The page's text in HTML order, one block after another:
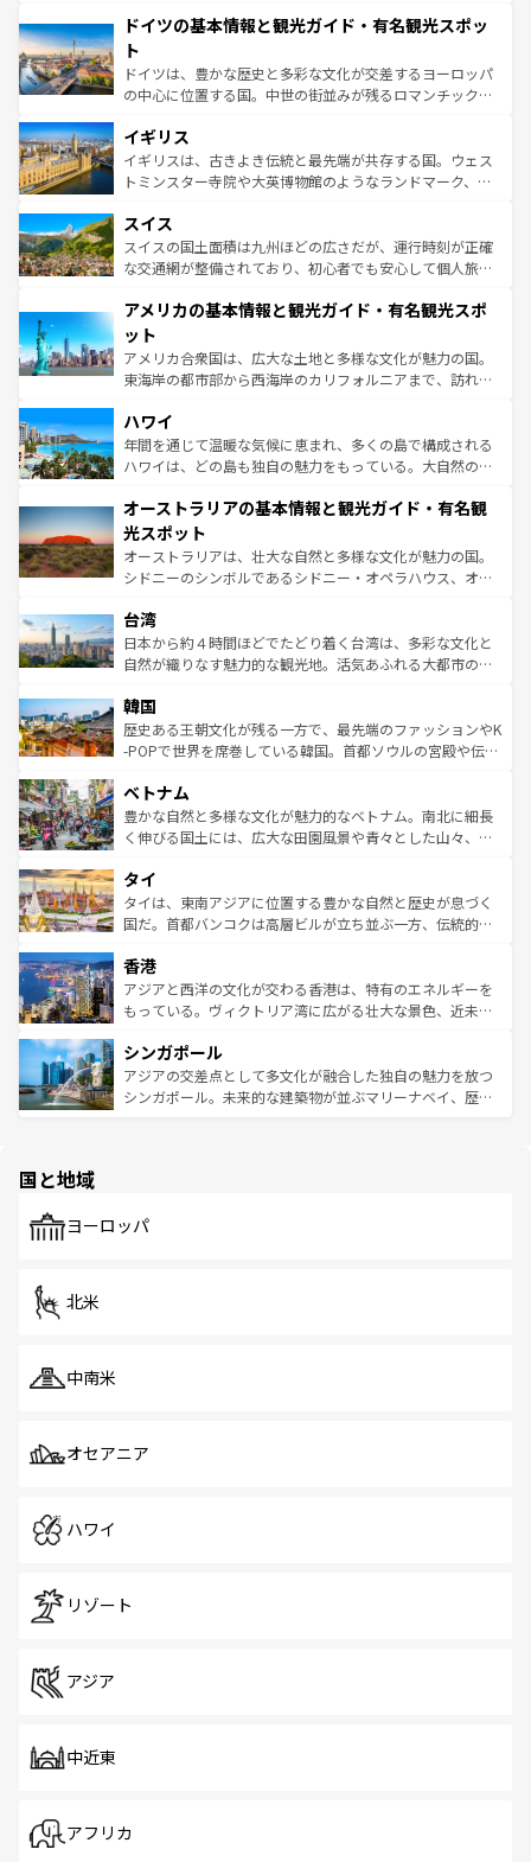
せる。地方によって風土や気候が異なるスペインはその個
ンテンツ一覧 を参照してほしい。
で、幅広い魅力が詰まっている。華麗な宮殿、歴史的な大
聖堂、美しいビーチ、そして豊かな自然が、訪れる者を心
から魅了する。また、フランスは美食の国としても知ら
れ、フランス料理はユネスコ無形文化遺産にも登録されて
香り高いラベンダー畑など、多彩な楽しみ方が可能だ。さ
らに、パリ以外の地域にも魅力が溢れており、どの街角に
も豊かな歴史と文化が息づいている。パリ以外の個性あふ
を参照してほしい。
ドイツの基本情報と観光ガイド・有名観光スポッ
ト
ドイツは、豊かな歴史と多彩な文化が交差するヨーロッパ
の中心に位置する国。中世の街並みが残るロマンチック街
顔を持つこの国は、どこを歩いても飽きることがない。ベ
ルリンの文化的活気、バイエルン州のアルプスの絶景、そ
してライン川沿いのワイン畑といった風景は必見。ビール
は、お酒好きな人にはぜひ体験してほしい。 なお、新着の
ドイツ情報はコンテンツ一覧を参照してほしい。
イギリス
イギリスは、古きよき伝統と最先端が共存する国。ウェス
トミンスター寺院や大英博物館のようなランドマーク、歴
リアごとに異なる魅力がある。また、優雅なアフタヌーン
ティー、ビール好きにはたまらない英国パブ、サッカー観
戦など、本場だからこそできる体験も豊富。イギリスを旅
ンツ一覧を参照してほしい。
スイス
スイスの国土面積は九州ほどの広さだが、運行時刻が正確
な交通網が整備されており、初心者でも安心して個人旅行
の建物がそのまま残る町や、スイスならではのユニークな
博物館もあり、アルプス観光だけでなく町歩きも満喫する
ことができる。国民の所得が高いため物価も高いが、旅行
者向けの交通パス提供のサービスもあり、うまく活用すれ
着のスイス情報は
アメリカの基本情報と観光ガイド・有名観光スポ
ット
アメリカ合衆国は、広大な土地と多様な文化が魅力の国。
東海岸の都市部から西海岸のカリフォルニアまで、訪れる
のような巨大都市は、観光、ショッピング、エンターテイ
ンメントが詰まった刺激的なスポットだ。一方、アメリカ
西部には大自然が広がり、グランドキャニオンやイエロー
部のニューオーリンズでは、音楽と美食が融合した独特の
文化が魅力。旅行者はアメリカの各地域で異なる魅力を楽
しみながら、その多様性と豊かな歴史を感じることができ
るだろう。車でのロードトリップや列車の旅も、アメリカ
情報は
ハワイ
年間を通じて温暖な気候に恵まれ、多くの島で構成される
ハワイは、どの島も独自の魅力をもっている。大自然の神
ワイ島は見逃せない。また、定番の観光地といえばオアフ
島だが、静かな自然を求めるならマウイ島やカウアイ島が
おすすめ。エメラルドグリーンに輝く海をはじめ、豊かな
文化や歴史が息づいている。「アロハスピリット」と呼ば
人々、おいしいローカルフードやハワイアンミュージッ
ク、伝統的なフラダンスなど、すべてがハワイの魅力を彩
っている。訪れるたびに新しい発見と感動が待っているハ
はコンテンツ一覧
オーストラリアの基本情報と観光ガイド・有名観
光スポット
オーストラリアは、壮大な自然と多様な文化が魅力の国。
シドニーのシンボルであるシドニー・オペラハウス、オー
リアリーフや大陸中央部にそびえるウルル（エアーズロッ
ク）、タスマニアの美しい原生林やケアンズの熱帯雨林な
ど、見どころがたくさん。また、カフェやワイン、オージ
いる。アクティビティも充実しており、サーフィンやダイ
ビング、ハイキングなど、アウトドア好きにはたまらな
い。オーストラリアの多彩な魅力を存分に味わいつくそ
参照してほしい。
台湾
日本から約４時間ほどでたどり着く台湾は、多彩な文化と
自然が織りなす魅力的な観光地。活気あふれる大都市の台
ン）、静ひつな山岳地帯である台湾東部など、都市の喧騒
と山間の静けさが共存しており、訪れる人に新しい発見と
驚きをもたらしてくれる。また、奥深い台湾の食文化も魅
容にもいいと評判のスイーツなど、バラエティ豊かな料理
が味わえる。 なお、新着の台湾情報は コンテンツ一覧を参
照してほしい。
韓国
歴史ある王朝文化が残る一方で、最先端のファッションやK
-POPで世界を席巻している韓国。首都ソウルの宮殿や伝統
き、地方に足を延ばせば四季折々の自然美を楽しむことが
できる。そして、キムチや焼肉、絶品のストリートフード
まで、さまざまな韓国料理が待っている。夜には、韓国な
リティに包まれながら、韓国の多彩な魅力を心ゆくまで味
わってみてほしい。 なお、新着の韓国情報はコンテンツ一
覧を参照してほしい。
ベトナム
豊かな自然と多様な文化が魅力的なベトナム。南北に細長
く伸びる国土には、広大な田園風景や青々とした山々、世
急速な発展と共に伝統が息づく。ハノイの古い町並みやホ
ーチミン市のフランス統治時代の建物も、独特の雰囲気を
醸し出している。また、バラエティの豊かさとおいしさで
とつ。フォーやバインミー、ベトナムコーヒーなどは、ぜ
ひ現地で味わいたい。どの地域を訪れてもあたたかい人々
が旅行者を迎えてくれるので、きっと忘れられない旅にな
参照してほしい。
タイ
タイは、東南アジアに位置する豊かな自然と歴史が息づく
国だ。首都バンコクは高層ビルが立ち並ぶ一方、伝統的な
の活気が交差している。北部ではチェンマイなどの山岳地
帯で自然と触れ合い、南部ではプーケットやクラビの美し
いビーチでリゾート気分を楽しむことができる。タイ料理
激する。気候は一年中温暖で、どの季節にも異なる楽しみ
が待っている。親しみやすいタイの人々、仏教を中心とし
た文化、そして多様な観光資源が、訪れる旅人を魅了し続
香港
アジアと西洋の文化が交わる香港は、特有のエネルギーを
もっている。ヴィクトリア湾に広がる壮大な景色、近未来
み、どこを訪れても感動するはず。観光スポットが密集し
ており、効率よく見どころを回れるのも魅力。息をのむよ
うな絶景から文化的な体験まで、香港を存分に楽しみ尽く
シンガポール
アジアの交差点として多文化が融合した独自の魅力を放つ
シンガポール。未来的な建築物が並ぶマリーナベイ、歴史
で、ホーカーズは地元の風情を楽しめる外せないスポット
国と地域
ヨーロッパ
北米
中南米
オセアニア
ハワイ
リゾート
アジア
中近東
アフリカ